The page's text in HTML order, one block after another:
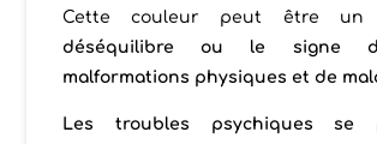
Cette couleur peut être un
déséquilibre ou le signe
malformations physiques et de
Les troubles psychiques se